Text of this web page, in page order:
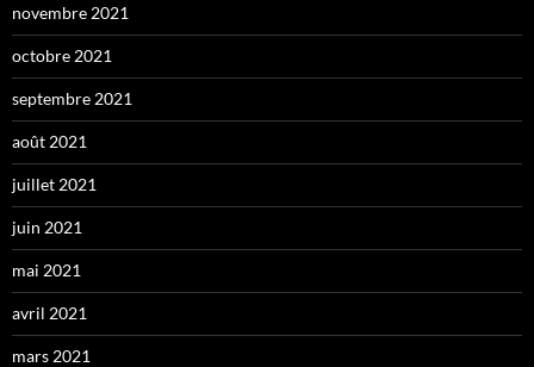
novembre 2021
octobre 2021
septembre 2021
août 2021
juillet 2021
juin 2021
mai 2021
avril 2021
mars 2021